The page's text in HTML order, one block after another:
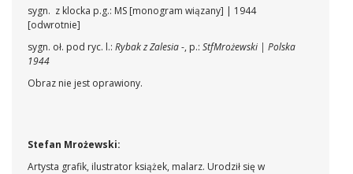
sygn. z klocka p.g.: MS [monogram wiązany] | 1944
[odwrotnie]
sygn. oł. pod ryc. l.: Rybak z Zalesia-, p.: StfMrożewski | Polska
1944
Obraz nie jest oprawiony.
Stefan Mrożewski:
Artysta grafik, ilustrator książek, malarz. Urodził się w